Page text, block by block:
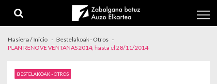
Hasiera / Inicio
Bestelakoak - Otros
PLAN RENOVE VENTANAS 2014; hasta el 28/11/2014
BESTELAKOAK - OTROS